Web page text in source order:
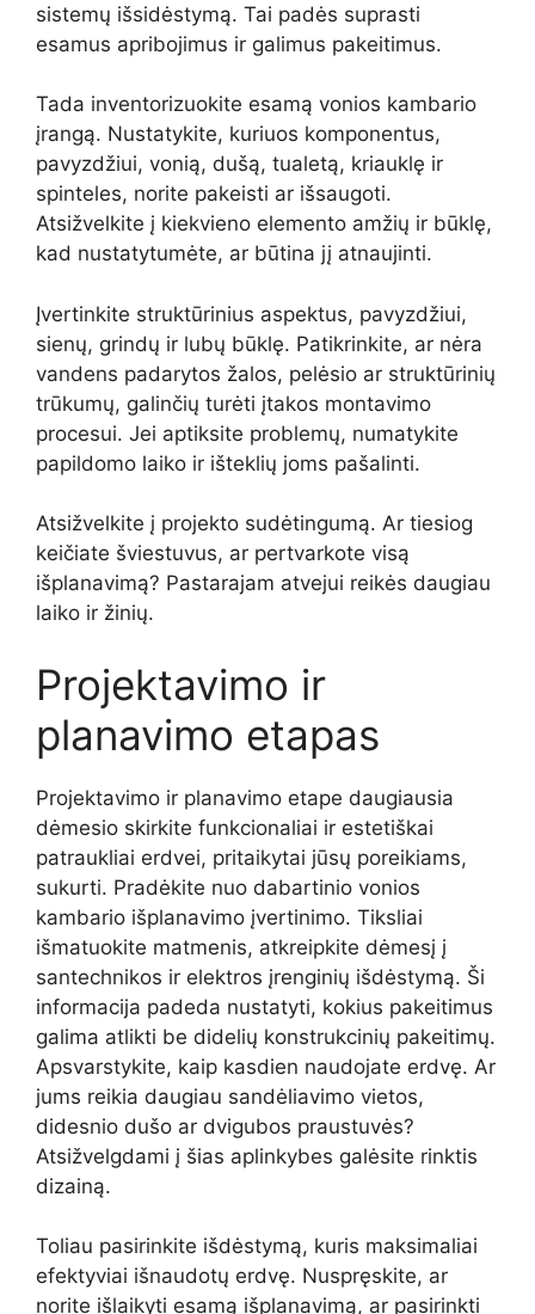
sistemų išsidėstymą. Tai padės suprasti
esamus apribojimus ir galimus pakeitimus.
Tada inventorizuokite esamą vonios kambario
įrangą. Nustatykite, kuriuos komponentus,
pavyzdžiui, vonią, dušą, tualetą, kriauklę ir
spinteles, norite pakeisti ar išsaugoti.
Atsižvelkite į kiekvieno elemento amžių ir būklę,
kad nustatytumėte, ar būtina jį atnaujinti.
Įvertinkite struktūrinius aspektus, pavyzdžiui,
sienų, grindų ir lubų būklę. Patikrinkite, ar nėra
vandens padarytos žalos, pelėsio ar struktūrinių
trūkumų, galinčių turėti įtakos montavimo
procesui. Jei aptiksite problemų, numatykite
papildomo laiko ir išteklių joms pašalinti.
Atsižvelkite į projekto sudėtingumą. Ar tiesiog
keičiate šviestuvus, ar pertvarkote visą
išplanavimą? Pastarajam atvejui reikės daugiau
laiko ir žinių.
Projektavimo ir
planavimo etapas
Projektavimo ir planavimo etape daugiausia
dėmesio skirkite funkcionaliai ir estetiškai
patraukliai erdvei, pritaikytai jūsų poreikiams,
sukurti. Pradėkite nuo dabartinio vonios
kambario išplanavimo įvertinimo. Tiksliai
išmatuokite matmenis, atkreipkite dėmesį į
santechnikos ir elektros įrenginių išdėstymą. Ši
informacija padeda nustatyti, kokius pakeitimus
galima atlikti be didelių konstrukcinių pakeitimų.
Apsvarstykite, kaip kasdien naudojate erdvę. Ar
jums reikia daugiau sandėliavimo vietos,
didesnio dušo ar dvigubos praustuvės?
Atsižvelgdami į šias aplinkybes galėsite rinktis
dizainą.
Toliau pasirinkite išdėstymą, kuris maksimaliai
efektyviai išnaudotų erdvę. Nuspręskite, ar
norite išlaikyti esamą išplanavimą, ar pasirinkti